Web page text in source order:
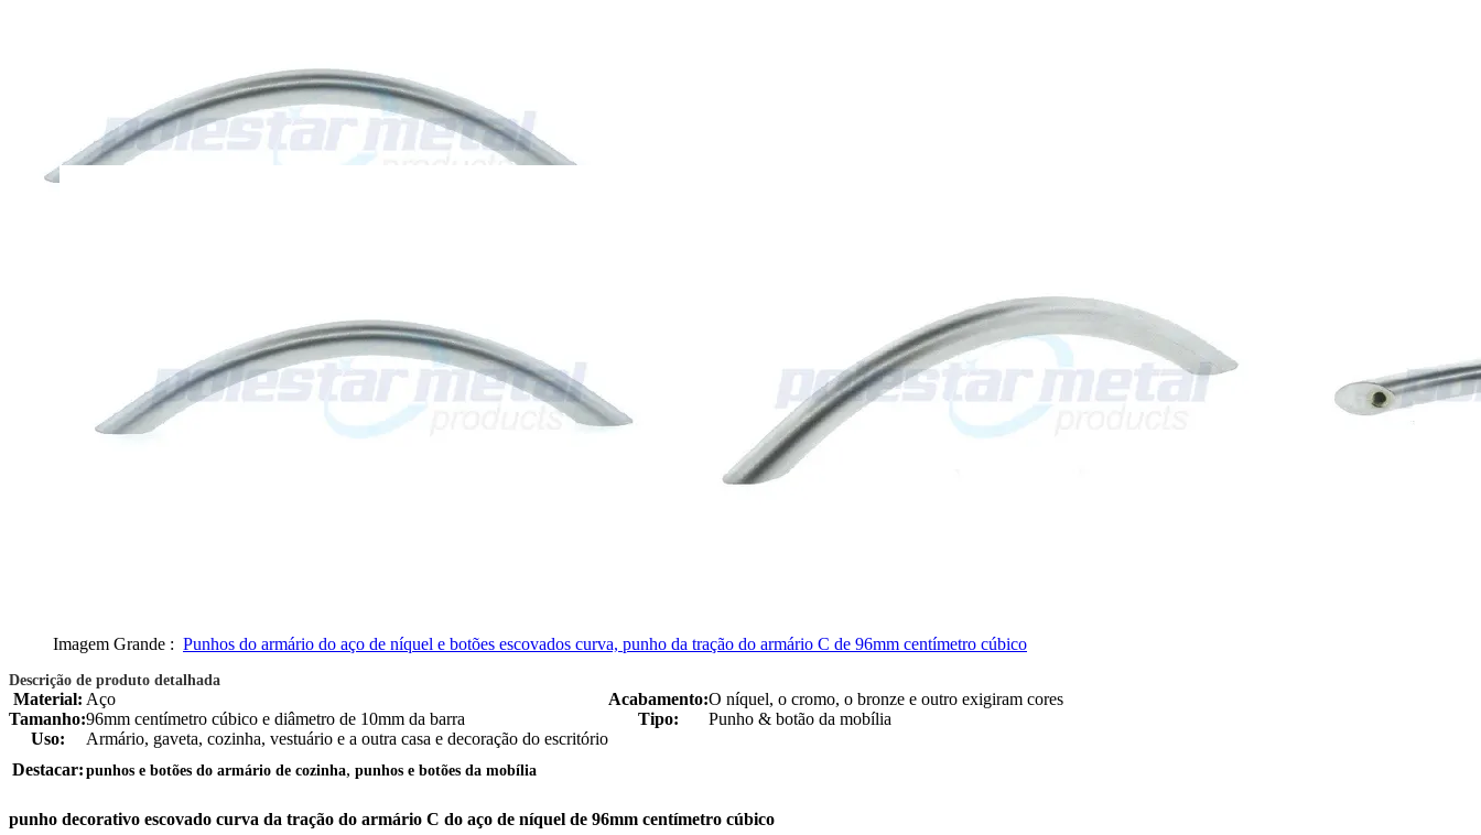
Imagem Grande : Punhos do armário do aço de níquel e botões escovados curva, punho da tração do armário C de 96mm centímetro cúbico
Descrição de produto detalhada
Material: Aço Acabamento:O níquel, o cromo, o bronze e outro exigiram cores
Tamanho:96mm centímetro cúbico e diâmetro de 10mm da barra Tipo:
Punho & botão da mobília
Uso:
Armário, gaveta, cozinha, vestuário e a outra casa e decoração do escritório
Destacar: punhos e botões do armário de cozinha, punhos e botões da mobília
punho decorativo escovado curva da tração do armário C do aço de níquel de 96mm centímetro cúbico